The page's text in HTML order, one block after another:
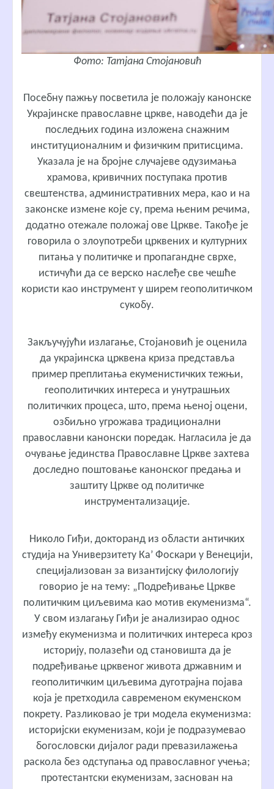
Фото: Татјана Стојановић
Посебну пажњу посветила је положају канонске
Украјинске православне цркве, наводећи да је
последњих година изложена снажним
институционалним и физичким притисцима.
Указала је на бројне случајеве одузимања
храмова, кривичних поступака против
свештенства, административних мера, као и на
законске измене које су, према њеним речима,
додатно отежале положај ове Цркве. Такође је
говорила о злоупотреби црквених и културних
питања у политичке и пропагандне сврхе,
истичући да се верско наслеђе све чешће
користи као инструмент у ширем геополитичком
сукобу.
Закључујући излагање, Стојановић је оценила
да украјинска црквена криза представља
пример преплитања екуменистичких тежњи,
геополитичких интереса и унутрашњих
политичких процеса, што, према њеној оцени,
озбиљно угрожава традиционални
православни канонски поредак. Нагласила је да
очување јединства Православне Цркве захтева
доследно поштовање канонског предања и
заштиту Цркве од политичке
инструментализације.
Николо Гиђи, докторанд из области античких
студија на Универзитету Ка’ Фоскари у Венецији,
специјализован за византијску филологију
говорио је на тему: „Подређивање Цркве
политичким циљевима као мотив екуменизма“.
У свом излагању Гиђи је анализирао однос
између екуменизма и политичких интереса кроз
историју, полазећи од становишта да је
подређивање црквеног живота државним и
геополитичким циљевима дуготрајна појава
која је претходила савременом екуменском
покрету. Разликовао је три модела екуменизма:
историјски екуменизам, који је подразумевао
богословски дијалог ради превазилажења
раскола без одступања од православног учења;
протестантски екуменизам, заснован на